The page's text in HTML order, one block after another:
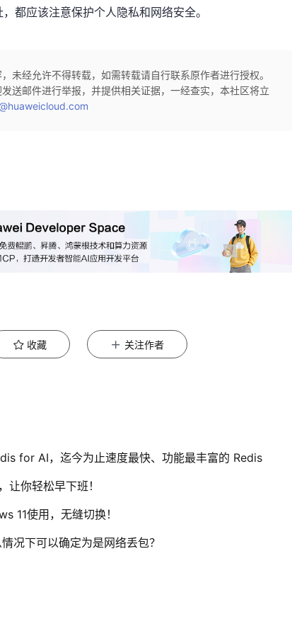
都应该注意保护个人隐私和网络安全。
未经允许不得转载，如需转载请自行联系原作者进行授权。
送邮件进行举报，并提供相关证据，一经查实，本社区将立
收藏 关注作者
for AI，迄今为止速度最快、功能最丰富的 Redis
你轻松早下班！
11使用，无缝切换！
况下可以确定为是网络丢包？